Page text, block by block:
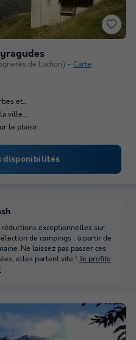
de Luchon) Carte
et…
ville…
le plaisir…
disponibilités
exceptionnelles sur
de campings : à partir de
Ne laissez pas passer ces
elles partent vite ! Je profite